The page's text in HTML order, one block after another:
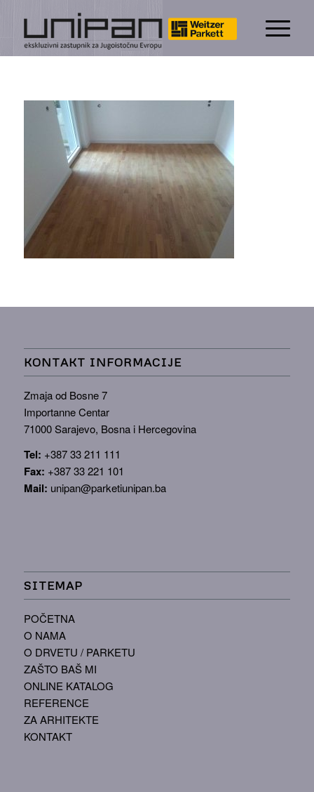
KONTAKT INFORMACIJE
Zmaja od Bosne 7
Importanne Centar
71000 Sarajevo, Bosna i Hercegovina
Tel: +387 33 211 111
Fax: +387 33 221 101
Mail: unipan@parketiunipan.ba
SITEMAP
POČETNA
O NAMA
O DRVETU / PARKETU
ZAŠTO BAŠ MI
ONLINE KATALOG
REFERENCE
ZA ARHITEKTE
KONTAKT